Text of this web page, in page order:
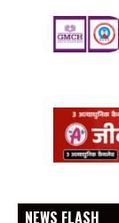
NEWS FLASH